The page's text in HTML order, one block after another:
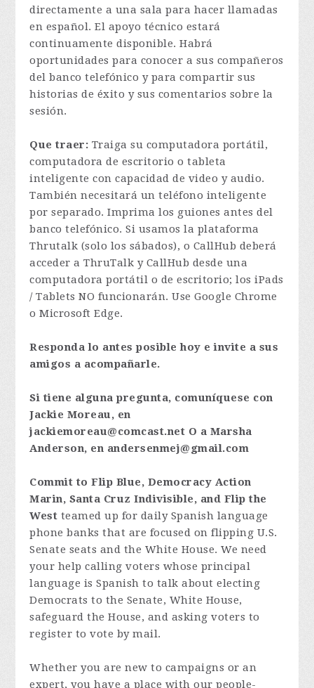
directamente a una sala para hacer llamadas
en español. El apoyo técnico estará
continuamente disponible. Habrá
oportunidades para conocer a sus compañeros
del banco telefónico y para compartir sus
historias de éxito y sus comentarios sobre la
sesión.
Que traer: Traiga su computadora portátil,
computadora de escritorio o tableta
inteligente con capacidad de video y audio.
También necesitará un teléfono inteligente
por separado. Imprima los guiones antes del
banco telefónico. Si usamos la plataforma
Thrutalk (solo los sábados), o CallHub deberá
acceder a ThruTalk y CallHub desde una
computadora portátil o de escritorio; los iPads
/ Tablets NO funcionarán. Use Google Chrome
o Microsoft Edge.
Responda lo antes posible hoy e invite a sus
amigos a acompañarle.
Si tiene alguna pregunta, comuníquese con
Jackie Moreau, en
jackiemoreau@comcast.net O a Marsha
Anderson, en andersenmej@gmail.com
Commit to Flip Blue, Democracy Action
Marin, Santa Cruz Indivisible, and Flip the
West teamed up for daily Spanish language
phone banks that are focused on flipping U.S.
Senate seats and the White House. We need
your help calling voters whose principal
language is Spanish to talk about electing
Democrats to the Senate, White House,
safeguard the House, and asking voters to
register to vote by mail.
Whether you are new to campaigns or an
expert, you have a place with our people-